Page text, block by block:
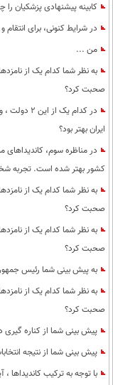
کابینه پیشنهادی پزشکیان را
در شرایط کنونی، برای
من ...
به نظر شما کدام یک از
صحبت کرد؟
در کدام
ایران بهتر بود؟
در مناظره سوم،
کشور بهتر شده است. تجربه
به نظر شما کدام یک از
صحبت کرد؟
به نظر شما کدام یک از
صحبت کرد؟
به پیش بینی شما رئیس
به نظر شما کدام یک از
صحبت کرد؟
پیش بینی شما از کناره گیری
پیش بینی شما از نتیجه
با توجه به ترکیب کاندیداها